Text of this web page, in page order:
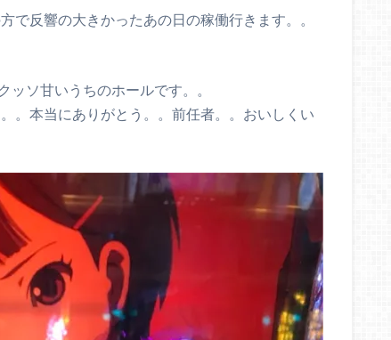
で反響の大きかったあの日の稼働行きます。。
ソ甘いうちのホールです。。
。本当にありがとう。。前任者。。おいしくい